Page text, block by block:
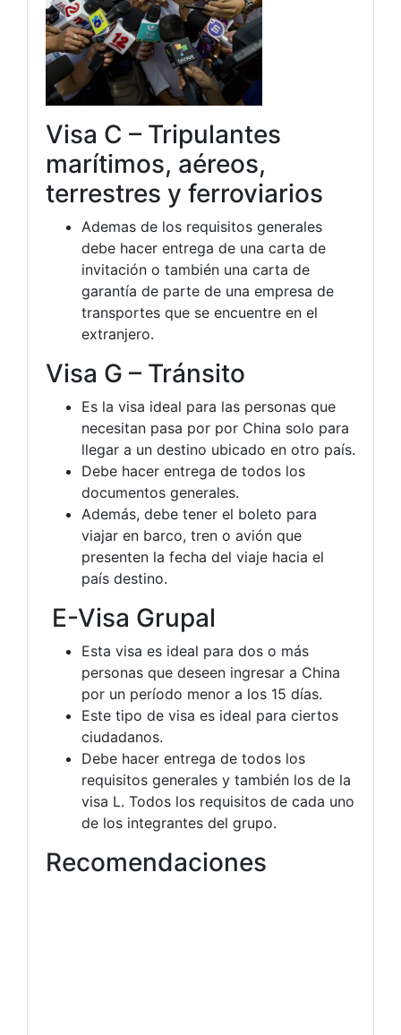
Visa C – Tripulantes
marítimos, aéreos,
terrestres y ferroviarios
Ademas de los requisitos generales
debe hacer entrega de una carta de
invitación o también una carta de
garantía de parte de una empresa de
transportes que se encuentre en el
extranjero.
Visa G – Tránsito
Es la visa ideal para las personas que
necesitan pasa por por China solo para
llegar a un destino ubicado en otro país.
Debe hacer entrega de todos los
documentos generales.
Además, debe tener el boleto para
viajar en barco, tren o avión que
presenten la fecha del viaje hacia el
país destino.
E-Visa Grupal
Esta visa es ideal para dos o más
personas que deseen ingresar a China
por un período menor a los 15 días.
Este tipo de visa es ideal para ciertos
ciudadanos.
Debe hacer entrega de todos los
requisitos generales y también los de la
visa L. Todos los requisitos de cada uno
de los integrantes del grupo.
Recomendaciones